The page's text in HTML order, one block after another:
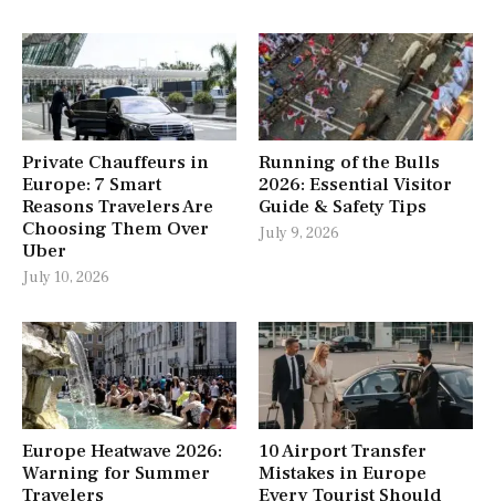
Private Chauffeurs in
Europe: 7 Smart
Reasons Travelers Are
Choosing Them Over
Uber
July 10, 2026
Running of the Bulls
2026: Essential Visitor
Guide & Safety Tips
July 9, 2026
Europe Heatwave 2026:
Warning for Summer
Travelers
10 Airport Transfer
Mistakes in Europe
Every Tourist Should